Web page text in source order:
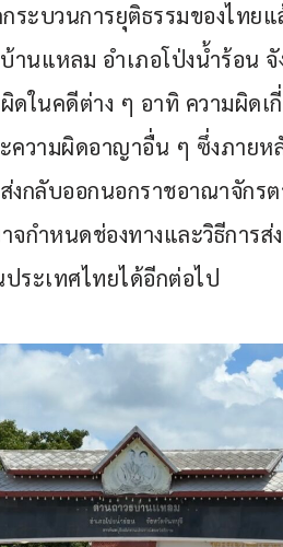
ะบวนการยุติธรรมของไทย
นแหลม อำเภอโป่งน้ำร้อน
ดในคดีต่าง ๆ อาทิ ความผิดเ
ความผิดอาญาอื่น ๆ ซึ่งภาย
งกลับออกนอกราชอาณาจัก
จกำหนดช่องทางและวิธีการ
ระเทศไทยได้อีกต่อไป